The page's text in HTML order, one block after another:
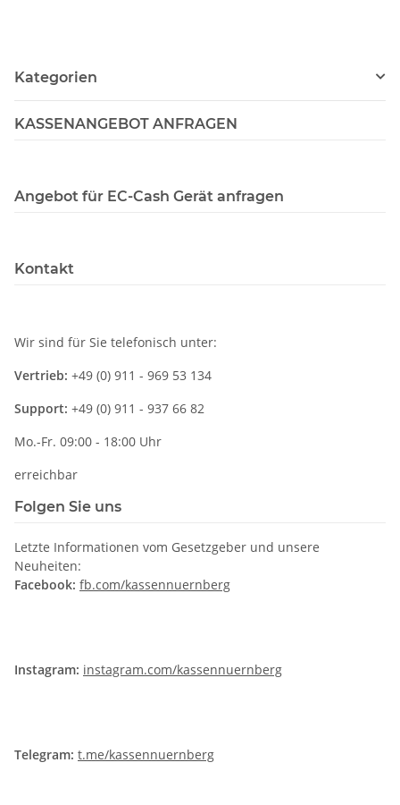
Kategorien
KASSENANGEBOT ANFRAGEN
Angebot für EC-Cash Gerät anfragen
Kontakt
Wir sind für Sie telefonisch unter:
Vertrieb: +49 (0) 911 - 969 53 134
Support: +49 (0) 911 - 937 66 82
Mo.-Fr. 09:00 - 18:00 Uhr
erreichbar
Folgen Sie uns
Letzte Informationen vom Gesetzgeber und unsere
Neuheiten:
Facebook: fb.com/kassennuernberg
Instagram: instagram.com/kassennuernberg
Telegram: t.me/kassennuernberg